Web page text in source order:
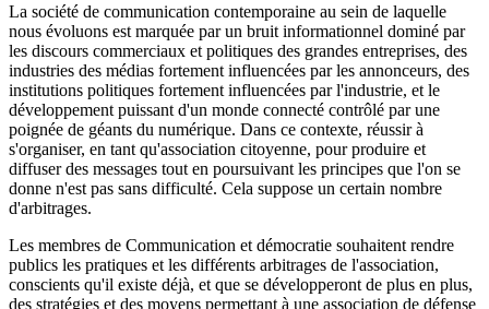
La société de communication contemporaine au sein de laquelle
nous évoluons est marquée par un bruit informationnel dominé par
les discours commerciaux et politiques des grandes entreprises, des
industries des médias fortement influencées par les annonceurs, des
institutions politiques fortement influencées par l'industrie, et le
développement puissant d'un monde connecté contrôlé par une
poignée de géants du numérique. Dans ce contexte, réussir à
s'organiser, en tant qu'association citoyenne, pour produire et
diffuser des messages tout en poursuivant les principes que l'on se
donne n'est pas sans difficulté. Cela suppose un certain nombre
d'arbitrages.
Les membres de Communication et démocratie souhaitent rendre
publics les pratiques et les différents arbitrages de l'association,
conscients qu'il existe déjà, et que se développeront de plus en plus,
des stratégies et des moyens permettant à une association de défense